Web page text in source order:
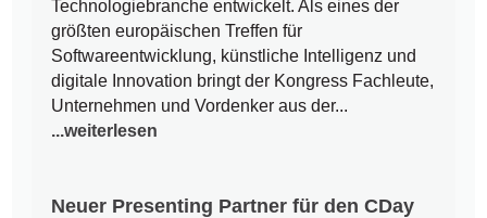
Technologiebranche entwickelt. Als eines der
größten europäischen Treffen für
Softwareentwicklung, künstliche Intelligenz und
digitale Innovation bringt der Kongress Fachleute,
Unternehmen und Vordenker aus der...
...weiterlesen
Neuer Presenting Partner für den CDay